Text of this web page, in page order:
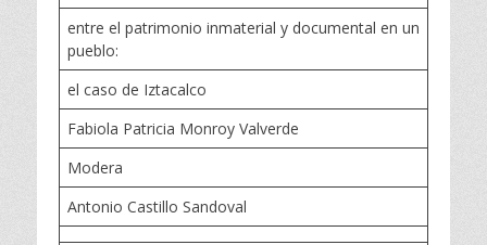
entre el patrimonio inmaterial y documental en un
pueblo:
el caso de Iztacalco
Fabiola Patricia Monroy Valverde
Modera
Antonio Castillo Sandoval